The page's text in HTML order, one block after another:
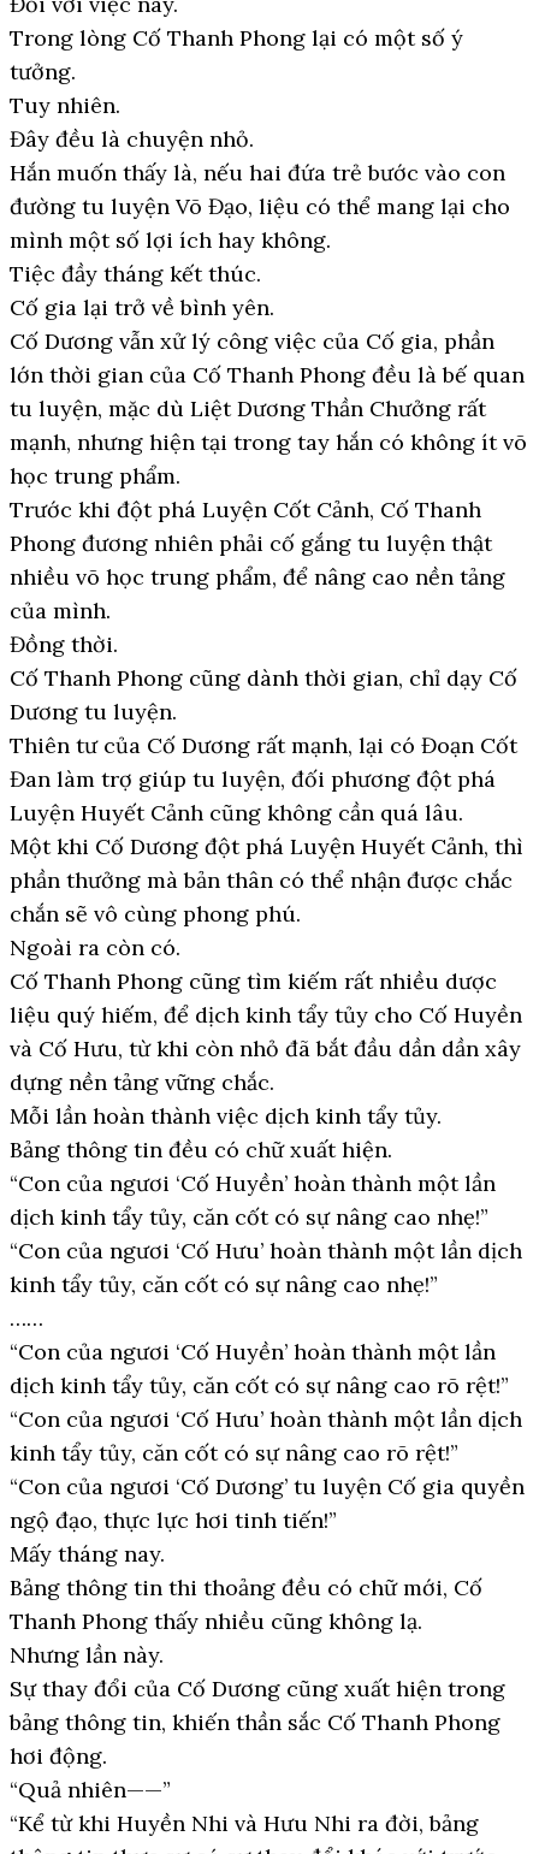
Trong lòng Cố Thanh Phong lại có một số ý
tưởng.
Tuy nhiên.
Đây đều là chuyện nhỏ.
Hắn muốn thấy là, nếu hai đứa trẻ bước vào con
đường tu luyện Võ Đạo, liệu có thể mang lại cho
mình một số lợi ích hay không.
Tiệc đầy tháng kết thúc.
Cố gia lại trở về bình yên.
Cố Dương vẫn xử lý công việc của Cố gia, phần
lớn thời gian của Cố Thanh Phong đều là bế quan
tu luyện, mặc dù Liệt Dương Thần Chưởng rất
mạnh, nhưng hiện tại trong tay hắn có không ít võ
học trung phẩm.
Trước khi đột phá Luyện Cốt Cảnh, Cố Thanh
Phong đương nhiên phải cố gắng tu luyện thật
nhiều võ học trung phẩm, để nâng cao nền tảng
của mình.
Đồng thời.
Cố Thanh Phong cũng dành thời gian, chỉ dạy Cố
Dương tu luyện.
Thiên tư của Cố Dương rất mạnh, lại có Đoạn Cốt
Đan làm trợ giúp tu luyện, đối phương đột phá
Luyện Huyết Cảnh cũng không cần quá lâu.
Một khi Cố Dương đột phá Luyện Huyết Cảnh, thì
phần thưởng mà bản thân có thể nhận được chắc
chắn sẽ vô cùng phong phú.
Ngoài ra còn có.
Cố Thanh Phong cũng tìm kiếm rất nhiều dược
liệu quý hiếm, để dịch kinh tẩy tủy cho Cố Huyền
và Cố Hưu, từ khi còn nhỏ đã bắt đầu dần dần xây
dựng nền tảng vững chắc.
Mỗi lần hoàn thành việc dịch kinh tẩy tủy.
Bảng thông tin đều có chữ xuất hiện.
“Con của ngươi ‘Cố Huyền’ hoàn thành một lần
dịch kinh tẩy tủy, căn cốt có sự nâng cao nhẹ!”
“Con của ngươi ‘Cố Hưu’ hoàn thành một lần dịch
kinh tẩy tủy, căn cốt có sự nâng cao nhẹ!”
……
“Con của ngươi ‘Cố Huyền’ hoàn thành một lần
dịch kinh tẩy tủy, căn cốt có sự nâng cao rõ rệt!”
“Con của ngươi ‘Cố Hưu’ hoàn thành một lần dịch
kinh tẩy tủy, căn cốt có sự nâng cao rõ rệt!”
“Con của ngươi ‘Cố Dương’ tu luyện Cố gia quyền
ngộ đạo, thực lực hơi tinh tiến!”
Mấy tháng nay.
Bảng thông tin thi thoảng đều có chữ mới, Cố
Thanh Phong thấy nhiều cũng không lạ.
Nhưng lần này.
Sự thay đổi của Cố Dương cũng xuất hiện trong
bảng thông tin, khiến thần sắc Cố Thanh Phong
hơi động.
“Quả nhiên——”
“Kể từ khi Huyền Nhi và Hưu Nhi ra đời, bảng